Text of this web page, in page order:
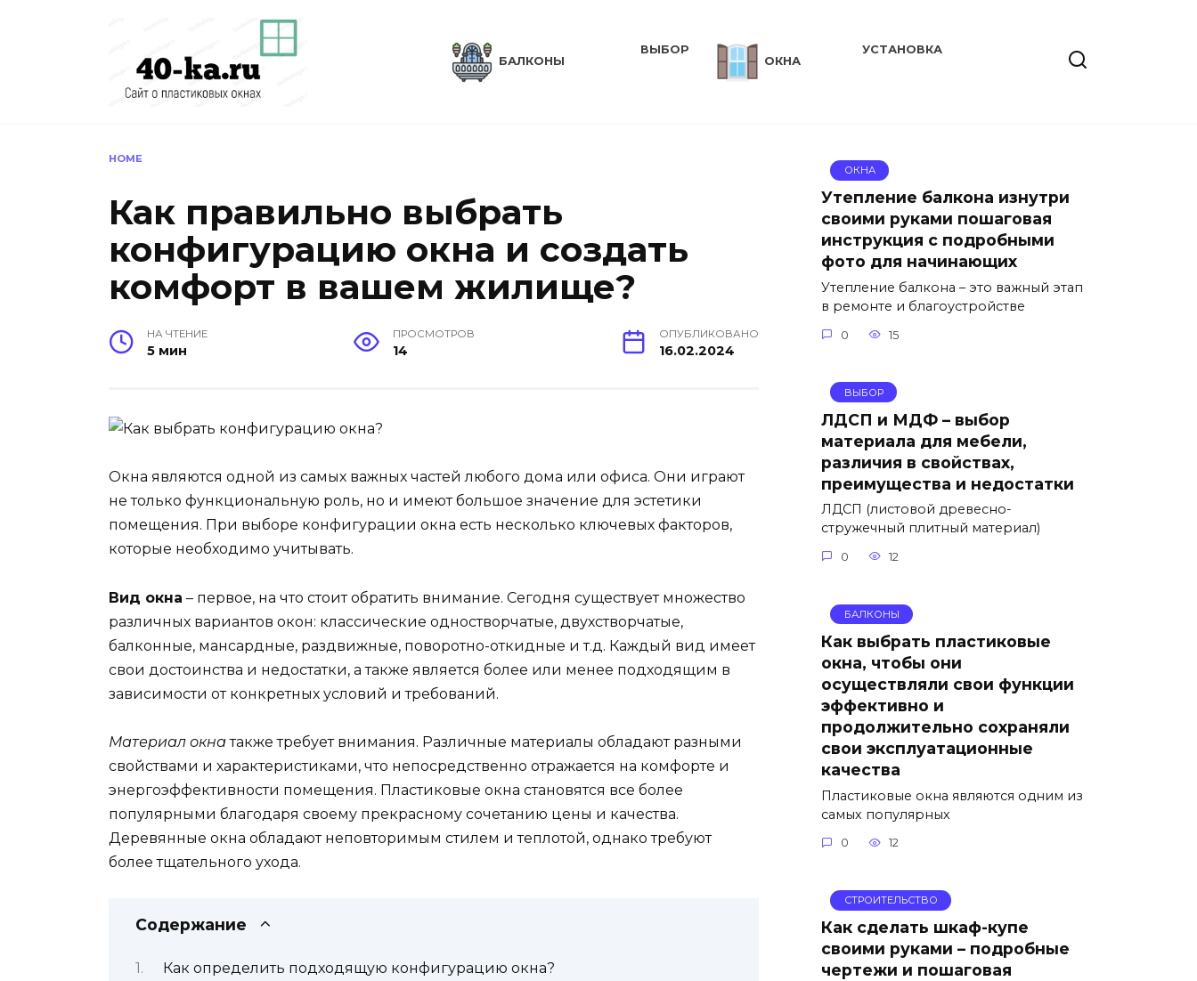
БАЛКОНЫ
ВЫБОР
ОКНА
УСТАНОВКА
HOME
Как правильно выбрать
конфигурацию окна и создать
комфорт в вашем жилище?
НА ЧТЕНИЕ
5 мин
ПРОСМОТРОВ
14
ОПУБЛИКОВАНО
16.02.2024
Окна являются одной из самых важных частей любого дома или офиса. Они играют
не только функциональную роль, но и имеют большое значение для эстетики
помещения. При выборе конфигурации окна есть несколько ключевых факторов,
которые необходимо учитывать.
Вид окна – первое, на что стоит обратить внимание. Сегодня существует множество
различных вариантов окон: классические одностворчатые, двухстворчатые,
балконные, мансардные, раздвижные, поворотно-откидные и т.д. Каждый вид имеет
свои достоинства и недостатки, а также является более или менее подходящим в
зависимости от конкретных условий и требований.
Материал окнатакже требует внимания. Различные материалы обладают разными
свойствами и характеристиками, что непосредственно отражается на комфорте и
энергоэффективности помещения. Пластиковые окна становятся все более
популярными благодаря своему прекрасному сочетанию цены и качества.
Деревянные окна обладают неповторимым стилем и теплотой, однако требуют
более тщательного ухода.
Содержание
Как определить подходящую конфигурацию окна?
ОКНА
Утепление балкона изнутри
своими руками пошаговая
инструкция с подробными
фото для начинающих
Утепление балкона – это важный этап
в ремонте и благоустройстве
0 15
ВЫБОР
ЛДСП и МДФ – выбор
материала для мебели,
различия в свойствах,
преимущества и недостатки
ЛДСП (листовой древесно-
стружечный плитный материал)
0 12
БАЛКОНЫ
Как выбрать пластиковые
окна, чтобы они
осуществляли свои функции
эффективно и
продолжительно сохраняли
свои эксплуатационные
качества
Пластиковые окна являются одним из
самых популярных
0 12
СТРОИТЕЛЬСТВО
Как сделать шкаф-купе
своими руками – подробные
чертежи и пошаговая